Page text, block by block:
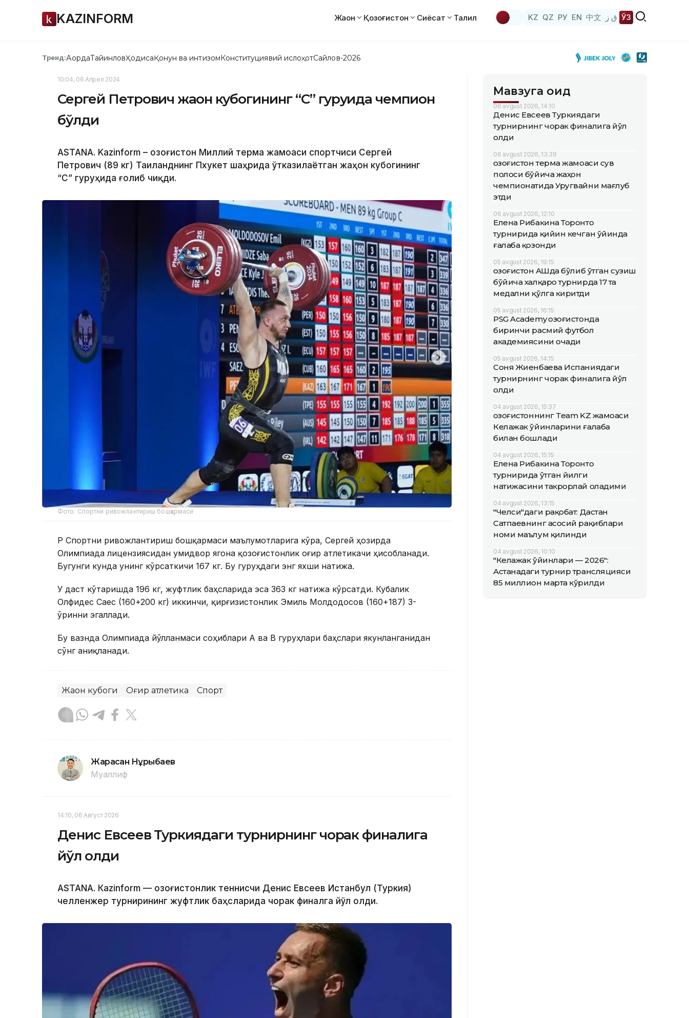
KAZINFORM Жаҳон Қозоғистон Сиёсат Таҳлил KZ QZ РУ EN 中文 ق ز ЎЗ
Тренд:АқордаТайинловҲодисаҚонун ва интизомКонституциявий ислоҳотСайлов-2026
10:04, 06 Апрел 2024
Сергей Петрович жаҳон кубогининг “C” гуруҳида чемпион
бўлди
ASTANA. Kazinform – Қозоғистон Миллий терма жамоаси спортчиси Сергей
Петрович (89 кг) Таиланднинг Пхукет шаҳрида ўтказилаётган жаҳон кубогининг
“C” гуруҳида ғолиб чиқди.
Фото: Спортни ривожлантириш бошқармаси
ҚР Спортни ривожлантириш бошқармаси маълумотларига кўра, Сергей ҳозирда
Олимпиада лицензиясидан умидвор ягона қозоғистонлик оғир атлетикачи ҳисобланади.
Бугунги кунда унинг кўрсаткичи 167 кг. Бу гуруҳдаги энг яхши натижа.
У даст кўтаришда 196 кг, жуфтлик баҳсларида эса 363 кг натижа кўрсатди. Кубалик
Олфидес Саес (160+200 кг) иккинчи, қирғизистонлик Эмиль Молдодосов (160+187) 3-
ўринни эгаллади.
Бу вазнда Олимпиада йўлланмаси соҳиблари А ва В гуруҳлари баҳслари якунланганидан
сўнг аниқланади.
Жаҳон кубоги Оғир атлетика Спорт
Жарасқан Нұрыбаев
Муаллиф
14:10, 06 Август 2026
Денис Евсеев Туркиядаги турнирнинг чорак финалига
йўл олди
ASTANА. Кazinform — Қозоғистонлик теннисчи Денис Евсеев Истанбул (Туркия)
челленжер турнирининг жуфтлик баҳсларида чорак финалга йўл олди.
Мавзуга оид
06 avgust 2026, 14:10
Денис Евсеев Туркиядаги
турнирнинг чорак финалига йўл
олди
06 avgust 2026, 13:39
Қозоғистон терма жамоаси сув
полоси бўйича жаҳон
чемпионатида Уругвайни мағлуб
этди
06 avgust 2026, 12:10
Елена Рибакина Торонто
турнирида қийин кечган ўйинда
ғалаба қозонди
05 avgust 2026, 19:15
Қозоғистон АҚШда бўлиб ўтган сузиш
бўйича халқаро турнирда 17 та
медални қўлга киритди
05 avgust 2026, 16:15
PSG Academy Қозоғистонда
биринчи расмий футбол
академиясини очади
05 avgust 2026, 14:15
Соня Жиенбаева Испаниядаги
турнирнинг чорак финалига йўл
олди
04 avgust 2026, 15:37
Қозоғистоннинг Team KZ жамоаси
Келажак ўйинларини ғалаба
билан бошлади
04 avgust 2026, 15:15
Елена Рибакина Торонто
турнирида ўтган йилги
натижасини такрорлай оладими
04 avgust 2026, 13:15
"Челси"даги рақобат: Дастан
Сатпаевнинг асосий рақиблари
номи маълум қилинди
04 avgust 2026, 10:10
"Келажак ўйинлари — 2026":
Астанадаги турнир трансляцияси
85 миллион марта кўрилди